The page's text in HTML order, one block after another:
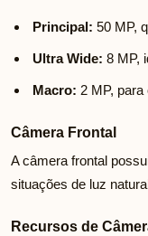
Principal: 50 MP,
Ultra Wide: 8 MP,
Macro: 2 MP,
Câmera Frontal
A câmera frontal
situações de luz
Recursos de